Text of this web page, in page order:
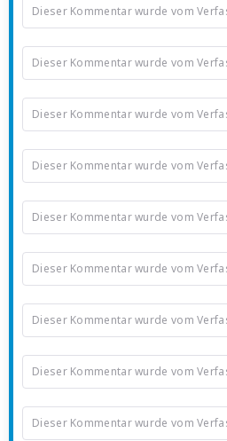
Dieser Kommentar wurde vom
Dieser Kommentar wurde vom
Dieser Kommentar wurde vom
Dieser Kommentar wurde vom
Dieser Kommentar wurde vom
Dieser Kommentar wurde vom
Dieser Kommentar wurde vom
Dieser Kommentar wurde vom
Dieser Kommentar wurde vom